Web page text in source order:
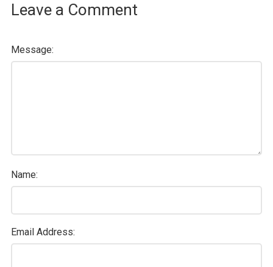
Leave a Comment
Message:
Name:
Email Address: